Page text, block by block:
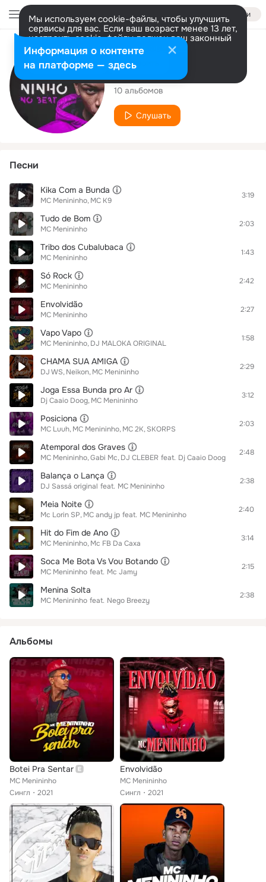
Войти
Мы используем cookie-файлы, чтобы улучшить
сервисы для вас. Если ваш возраст менее 13 лет,
настроить cookie-файлы должен ваш законный
представитель. Больше информации
Разрешить все Настроить
Исполнитель
MC Menininho
10 альбомов
Слушать
Песни
Kika Com a Bunda
MC Menininho MC K9
3:19
Tudo de Bom
MC Menininho
2:03
Tribo dos Cubalubaca
MC Menininho
1:43
Só Rock
MC Menininho
2:42
Envolvidão
MC Menininho
2:27
Vapo Vapo
MC Menininho DJ MALOKA ORIGINAL
1:58
CHAMA SUA AMIGA
DJ WS Neikon MC Menininho
2:29
Joga Essa Bunda pro Ar
Dj Caaio Doog MC Menininho
3:12
Posiciona
MC Luuh MC Menininho MC 2K SKORPS
2:03
Atemporal dos Graves
MC Menininho Gabi Mc DJ CLEBER feat. Dj Caaio Doog
2:48
Balança o Lança
DJ Sassá original feat. MC Menininho
2:38
Meia Noite
Mc Lorin SP MC andy jp feat. MC Menininho
2:40
Hit do Fim de Ano
MC Menininho Mc FB Da Caxa
3:14
Soca Me Bota Vs Vou Botando
MC Menininho feat. Mc Jamy
2:15
Menina Solta
MC Menininho feat. Nego Breezy
2:38
Альбомы
Botei Pra Sentar
MC Menininho
Сингл
2021
Envolvidão
MC Menininho
Сингл
2021
Информация о контенте
на платформе — здесь